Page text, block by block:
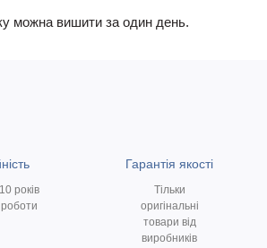
можна вишити за один день.
років
роботи
Гарантія якості
Тільки
оригінальні
товари від
виробників